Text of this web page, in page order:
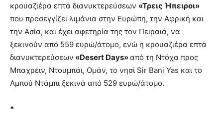
κρουαζιέρα επτά διανυκτερεύσεων «Τρεις Ήπειροι»
που προσεγγίζει λιμάνια στην Ευρώπη, την Αφρική και
την Ασία, και έχει αφετηρία της τον Πειραιά, να
ξεκινούν από 559 ευρώ/άτομο, ενώ η κρουαζιέρα επτά
διανυκτερεύσεων «Desert Days»από τη Ντόχα προς
Μπαχρέιν, Ντουμπάι, Ομάν, το νησί Sir Bani Yas και το
Αμπού Ντάμπι ξεκινά από 529 ευρώ/άτομο.
*